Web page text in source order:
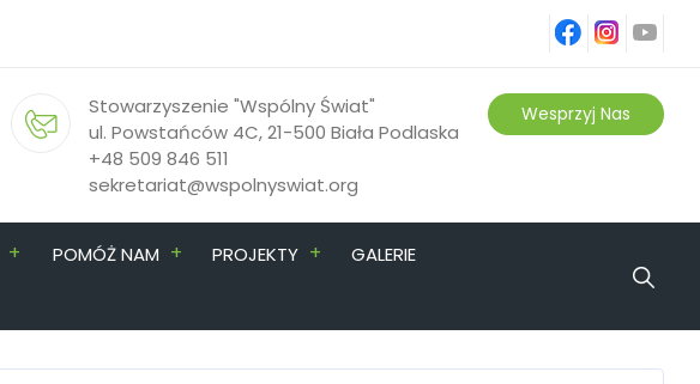
ins
Stowarzyszenie "Wspólny Świat"
ul. Powstańców 4C, 21-500 Biała Podlaska
+48 509 846 511
sekretariat@wspolnyswiat.org
Wesprzyj Nas
+ POMÓŻ NAM + PROJEKTY +
GALERIE